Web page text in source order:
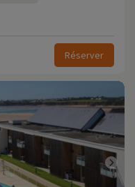
Réserver